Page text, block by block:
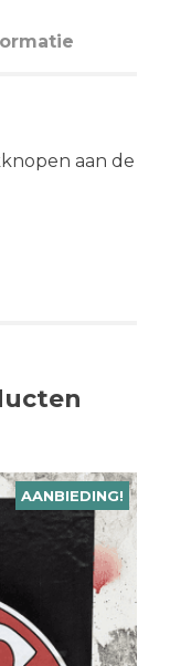
aan de
AANBIEDING!